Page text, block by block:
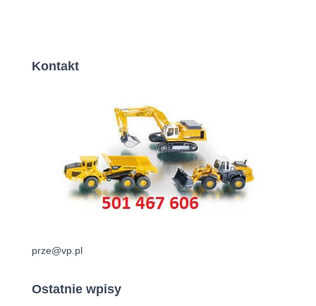
Kontakt
prze@vp.pl
Ostatnie wpisy